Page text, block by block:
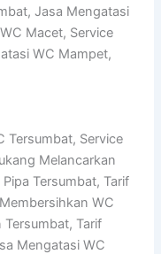
Jasa Mengatasi
Macet, Service
WC Mampet,
Tersumbat, Service
Melancarkan
Tersumbat, Tarif
WC
Tersumbat, Tarif
Mengatasi WC